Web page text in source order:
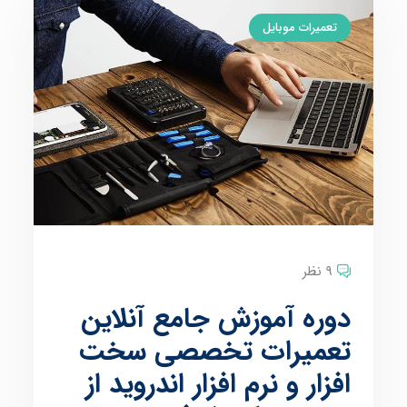
تعمیرات موبایل
9 نظر
دوره آموزش جامع آنلاین
تعمیرات تخصصی سخت
افزار و نرم افزار اندروید از